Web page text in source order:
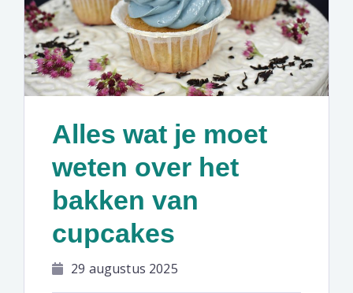
Alles wat je moet
weten over het
bakken van
cupcakes
29 augustus 2025